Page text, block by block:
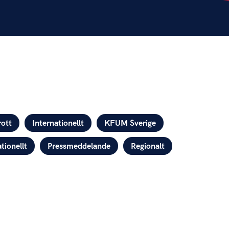
Internationellt KFUM Sverige
Pressmeddelande Regionalt